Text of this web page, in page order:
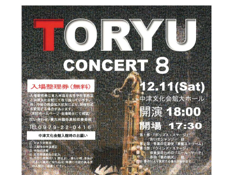
会
2022
年
3
月
21
日
(月
祝)16:00
～
は
龍
谷
高
等
学
校
吹
奏
楽
部
第
8
回
定
期
演